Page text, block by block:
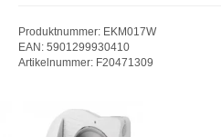
Produktnummer: EKM017W
EAN: 5901299930410
Artikelnummer: F20471309